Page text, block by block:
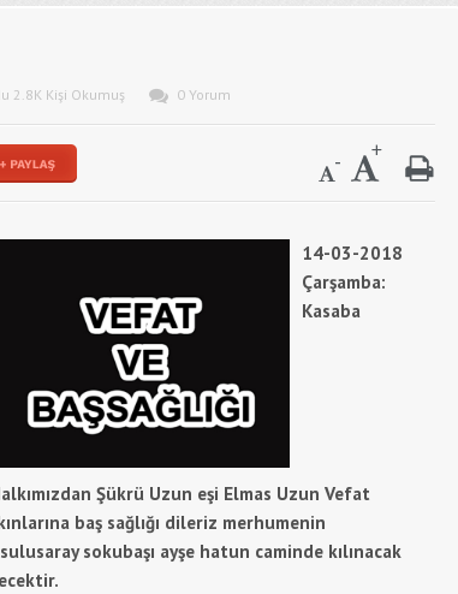
2.8K Kişi Okumuş 0 Yorum
14-03-2018
Çarşamba:
Kasaba
Şükrü Uzun eşi Elmas Uzun Vefat
baş sağlığı dileriz merhumenin
sokubaşı ayşe hatun caminde kılınacak
.